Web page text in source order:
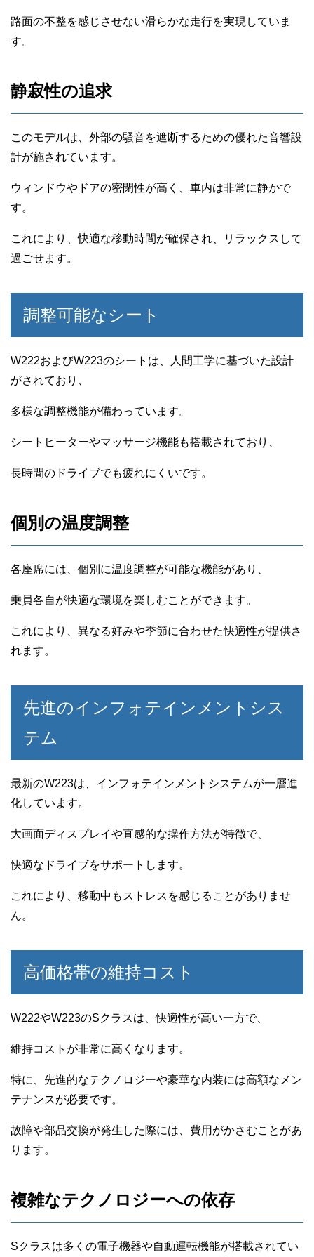
路面の不整を感じさせない滑らかな走行を実現していま
す。
静寂性の追求
このモデルは、外部の騒音を遮断するための優れた音響設
計が施されています。
ウィンドウやドアの密閉性が高く、車内は非常に静かで
す。
これにより、快適な移動時間が確保され、リラックスして
過ごせます。
調整可能なシート
W222およびW223のシートは、人間工学に基づいた設計
がされており、
多様な調整機能が備わっています。
シートヒーターやマッサージ機能も搭載されており、
長時間のドライブでも疲れにくいです。
個別の温度調整
各座席には、個別に温度調整が可能な機能があり、
乗員各自が快適な環境を楽しむことができます。
これにより、異なる好みや季節に合わせた快適性が提供さ
れます。
先進のインフォテインメントシス
テム
最新のW223は、インフォテインメントシステムが一層進
化しています。
大画面ディスプレイや直感的な操作方法が特徴で、
快適なドライブをサポートします。
これにより、移動中もストレスを感じることがありませ
ん。
高価格帯の維持コスト
W222やW223のSクラスは、快適性が高い一方で、
維持コストが非常に高くなります。
特に、先進的なテクノロジーや豪華な内装には高額なメン
テナンスが必要です。
故障や部品交換が発生した際には、費用がかさむことがあ
ります。
複雑なテクノロジーへの依存
Sクラスは多くの電子機器や自動運転機能が搭載されてい